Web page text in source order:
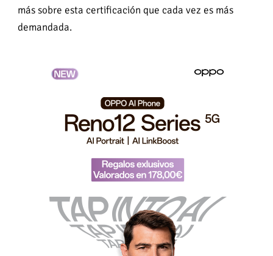
más sobre esta certificación que cada vez es más
demandada.